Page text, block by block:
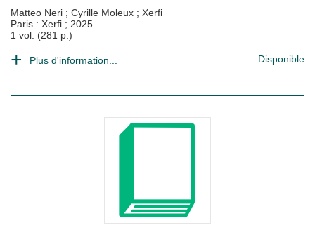
Matteo Neri ; Cyrille Moleux ; Xerfi
Paris : Xerfi ; 2025
1 vol. (281 p.)
Plus d'information... Disponible